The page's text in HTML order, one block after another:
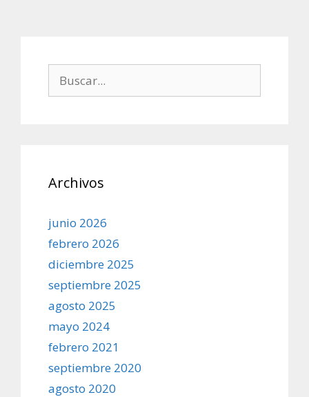
Archivos
junio 2026
febrero 2026
diciembre 2025
septiembre 2025
agosto 2025
mayo 2024
febrero 2021
septiembre 2020
agosto 2020